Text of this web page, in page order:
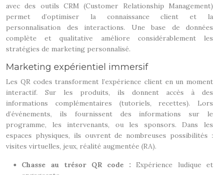
avec des outils CRM (Customer Relationship Management)
permet d’optimiser la connaissance client et la
personnalisation des interactions. Une base de données
complète et qualitative améliore considérablement les
stratégies de marketing personnalisé.
Marketing expérientiel immersif
Les QR codes transforment l’expérience client en un moment
interactif. Sur les produits, ils donnent accès à des
informations complémentaires (tutoriels, recettes). Lors
d’événements, ils fournissent des informations sur le
programme, les intervenants, ou les sponsors. Dans les
espaces physiques, ils ouvrent de nombreuses possibilités :
visites virtuelles, jeux, réalité augmentée (RA).
Chasse au trésor QR code : Expérience ludique et